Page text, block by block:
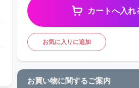
カートへ入れ
お気に入りに追加
お買い物に関するご案内